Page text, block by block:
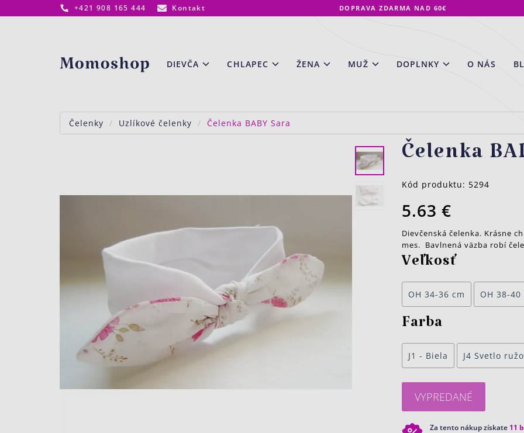
+421 908 165 444 Kontakt DOPRAVA ZDARMA NAD 60€
www.momoshop.sk DIEVČA CHLAPEC ŽENA MUŽ DOPLNKY O NÁS
Čelenky Uzlíkové čelenky Čelenka BABY Sara
Čelenka
Kód produktu: 5294
5.63 €
Dievčenská čelenka. Krásne
mes. Bavlnená väzba robí
Veľkosť
OH 34-36 cm OH 38-40
Farba
J1 - Biela J4 Svetlo
VYPREDANÉ
Za tento nákup získate 11